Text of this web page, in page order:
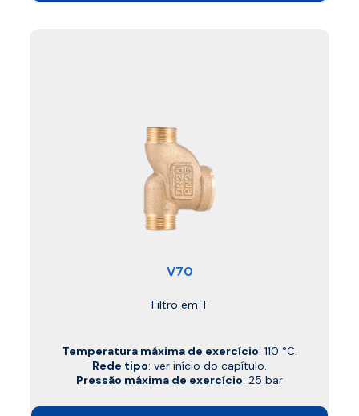
V70
Filtro em T
Temperatura máxima de exercício: 110 °C.
Rede tipo: ver início do capítulo.
Pressão máxima de exercício: 25 bar